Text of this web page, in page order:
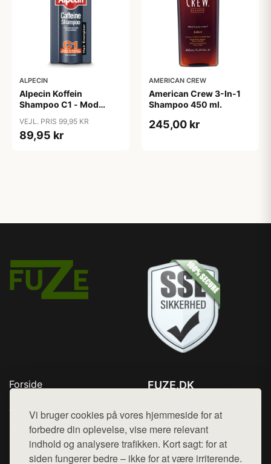
Vi bruger cookies på vores hjemmeside for at
forbedre din oplevelse, vise mere relevant
indhold og analysere trafikken. Kort sagt: for at
siden fungerer bedre – ikke for at være irriterende.
ALPECIN
Alpecin Koffein
Shampoo C1 - Mod
VEJL. PRIS 99,95 KR
89,95 kr
AMERICAN CREW
American Crew 3-In-1
Shampoo 450 ml.
245,00 kr
Forside
Top Rabatter
Kontakt
FUZE.DK
Mail: hej@want.dk
Cookie- og privatlivspolitik